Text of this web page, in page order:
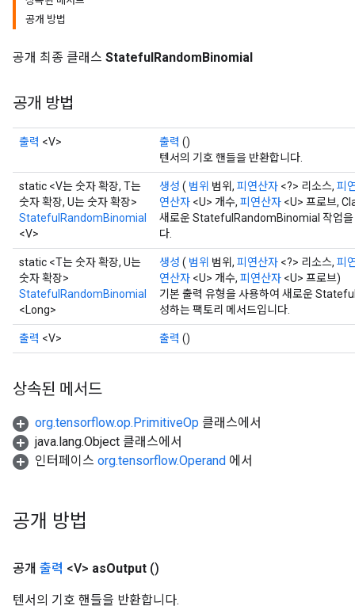
공개 방법
공개 최종 클래스 StatefulRandomBinomial
공개 방법
출력 <V> 출력 ()
텐서의 기호 핸들을 반환합니다.
static <V는 숫자 확장, T는
숫자 확장, U는 숫자 확장>
StatefulRandomBinomial
<V>
생성 ( 범위 범위, 피연산자 <?> 리소스, 피
연산자 <U> 개수, 피연산자 <U> 프로브,
새로운 StatefulRandomBinomial 작업을
다.
static <T는 숫자 확장, U는
숫자 확장>
StatefulRandomBinomial
<Long>
생성 ( 범위 범위, 피연산자 <?> 리소스, 피
연산자 <U> 개수, 피연산자 <U> 프로브)
기본 출력 유형을 사용하여 새로운
성하는 팩토리 메서드입니다.
출력 <V> 출력 ()
상속된 메서드
org.tensorflow.op.PrimitiveOp 클래스에서
java.lang.Object 클래스에서
인터페이스 org.tensorflow.Operand 에서
공개 방법
공개 출력 <V> asOutput ()
텐서의 기호 핸들을 반환합니다.